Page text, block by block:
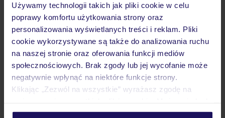
Używamy technologii takich jak pliki cookie w celu
poprawy komfortu użytkowania strony oraz
personalizowania wyświetlanych treści i reklam. Pliki
cookie wykorzystywane są także do analizowania ruchu
na naszej stronie oraz oferowania funkcji mediów
społecznościowych. Brak zgody lub jej wycofanie może
negatywnie wpłynąć na niektóre funkcje strony.
Klikając „Zezwól na wszystkie” wyrażasz zgodę na
personalizować swój wybór wchodząc w zakładkę
Opinie
Pokoje
Wyżywienie